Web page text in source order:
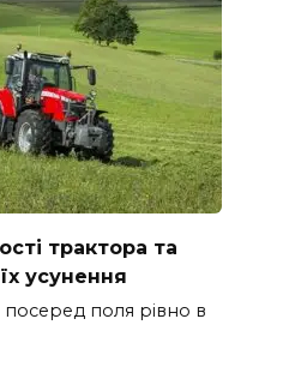
трактора та
усунення
поля рівно в